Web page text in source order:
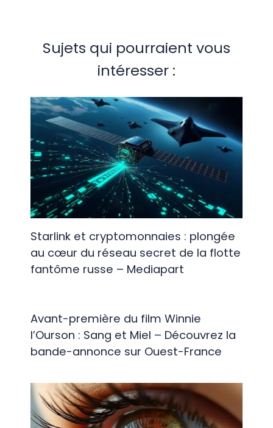
Sujets qui pourraient vous
intéresser :
Starlink et cryptomonnaies : plongée
au cœur du réseau secret de la flotte
fantôme russe – Mediapart
Avant-première du film Winnie
l’Ourson : Sang et Miel – Découvrez la
bande-annonce sur Ouest-France